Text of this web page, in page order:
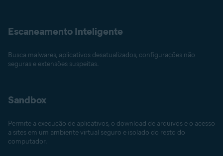
Escaneamento Inteligente
Busca malwares, aplicativos desatualizados, configurações não
seguras e extensões suspeitas.
Sandbox
Permite a execução de aplicativos, o download de arquivos e o acesso
a sites em um ambiente virtual seguro e isolado do resto do
computador.